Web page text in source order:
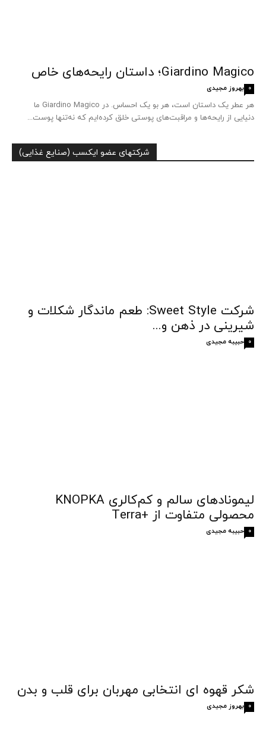
Giardino Magico؛ داستان رایحه‌های خاص
بهروز مجیدی 0
هر عطر یک داستان است، هر بو یک احساس. در Giardino Magico ما
دنیایی از رایحه‌ها و مراقبت‌های پوستی خلق کرده‌ایم که نه‌تنها پوست...
شرکتهای عضو ایکسب (صنایع غذایی)
شرکت Sweet Style: طعم ماندگار شکلات و
شیرینی در ذهن و...
حبیبه مجیدی 0
لیمونادهای سالم و کم‌کالری KNOPKA
محصولی متفاوت از +Terra
حبیبه مجیدی 0
شکر قهوه‌ ای انتخابی مهربان برای قلب و بدن
بهروز مجیدی 0